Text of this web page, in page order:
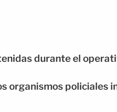
durante el
organismos policiales